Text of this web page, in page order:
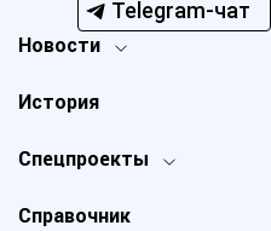
Telegram-чат
Новости
Спецпроекты
История
Справочник